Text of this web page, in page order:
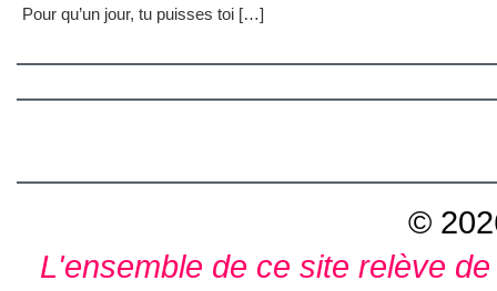
Pour qu’un jour, tu puisses toi […]
©
L'ensemble de ce site relève